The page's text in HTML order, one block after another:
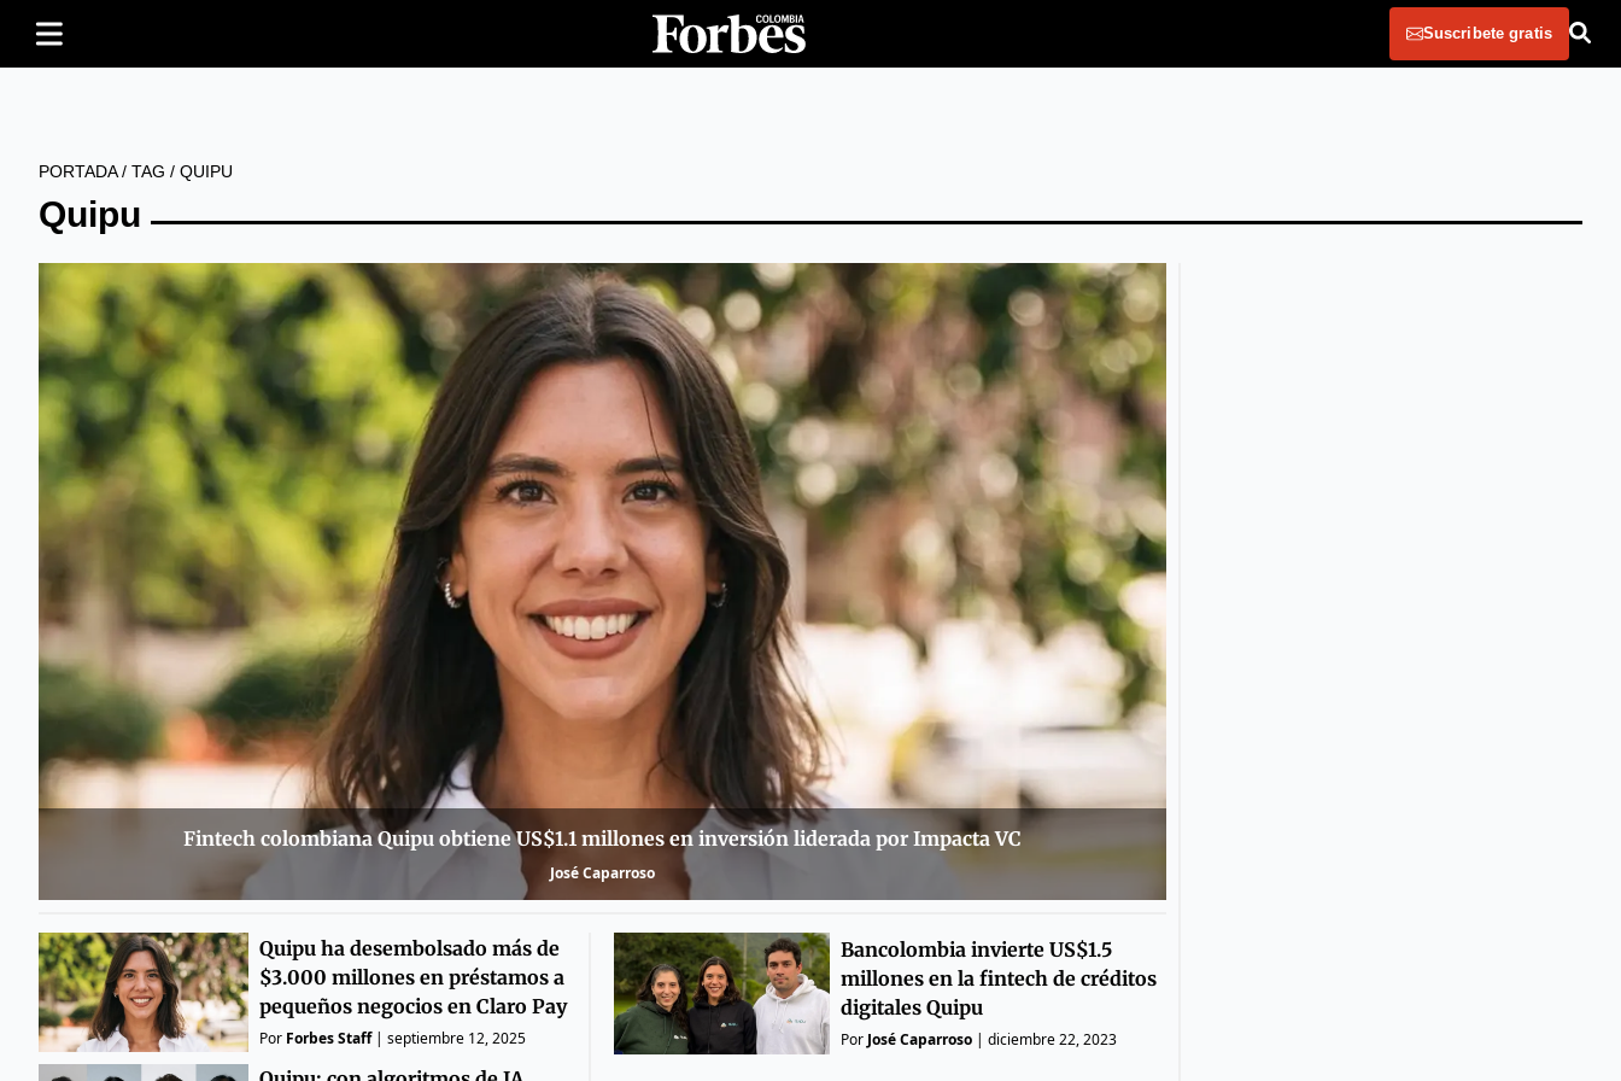
Suscribete gratis
PORTADA/ TAG / QUIPU
Quipu
Fintech colombiana Quipu obtiene US$1.1 millones en inversión liderada por Impacta VC
José Caparroso
Quipu ha desembolsado más de
$3.000 millones en préstamos a
pequeños negocios en Claro Pay
Por Forbes Staff| septiembre 12, 2025
Bancolombia invierte US$1.5
millones en la fintech de créditos
digitales Quipu
PorJosé Caparroso| diciembre 22, 2023